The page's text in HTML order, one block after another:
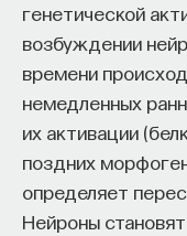
генетической
возбуждении
времени
немедленных
их активации
поздних
определяет
Нейроны